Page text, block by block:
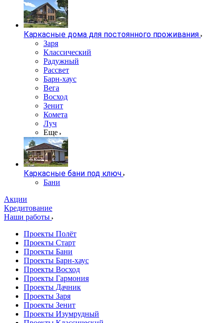
Каркасные дома для постоянного проживания
Заря
Классический
Радужный
Рассвет
Барн-хаус
Вега
Восход
Зенит
Комета
Луч
Еще
Каркасные бани под ключ
Бани
Акции
Кредитование
Наши работы
Проекты Полёт
Проекты Старт
Проекты Бани
Проекты Барн-хаус
Проекты Восход
Проекты Гармония
Проекты Дачник
Проекты Заря
Проекты Зенит
Проекты Изумрудный